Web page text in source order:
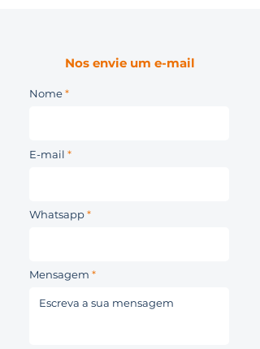
Nos envie um e-mail
Nome
E-mail
Whatsapp
Mensagem